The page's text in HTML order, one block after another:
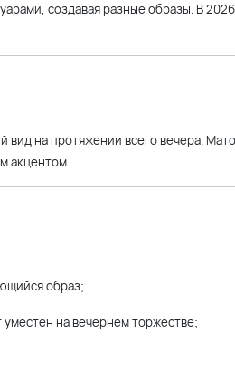
создавая разные образы. В
на протяжении всего вечера.
акцентом.
образ;
на вечернем торжестве;